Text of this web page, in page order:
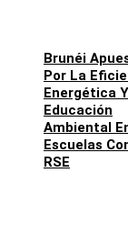
Brunéi
Por La
Energética Y
Educación
Ambiental
Escuelas
RSE